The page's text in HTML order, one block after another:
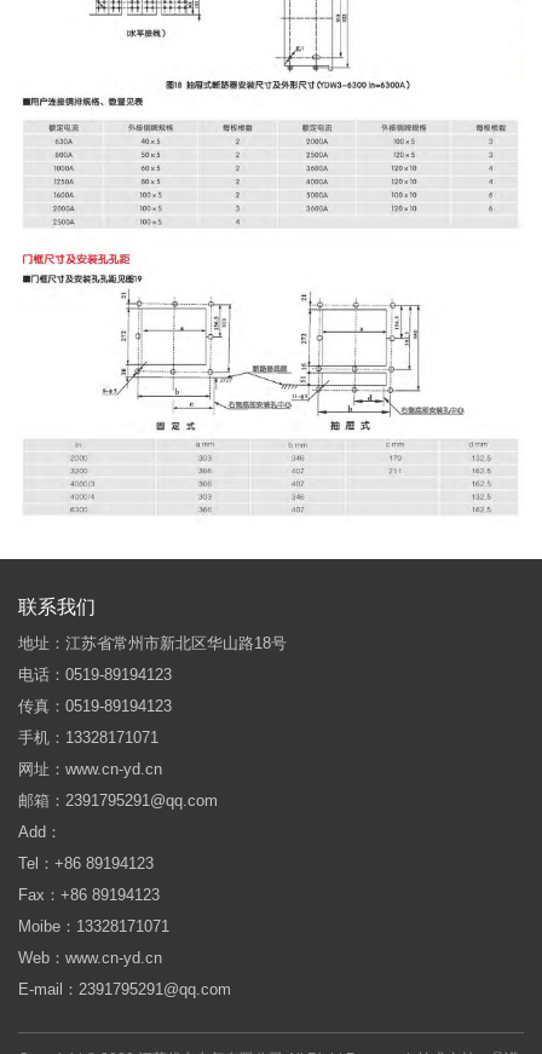
联系我们
地址：江苏省常州市新北区华山路18号
电话：0519-89194123
传真：0519-89194123
手机：13328171071
网址：www.cn-yd.cn
邮箱：2391795291@qq.com
Add：
Tel：+86 89194123
Fax：+86 89194123
Moibe：13328171071
Web：www.cn-yd.cn
E-mail：2391795291@qq.com